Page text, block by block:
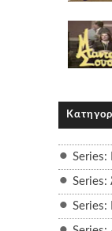
Series:
Series:
Series: